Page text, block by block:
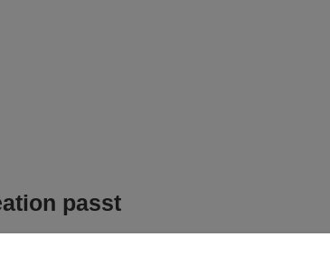
passt
Ihre Kreationen